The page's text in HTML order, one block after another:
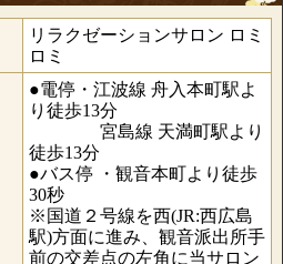
リラクゼーションサロン ロミ
ロミ
●電停・江波線 舟入本町駅よ
り徒歩13分
宮島線 天満町駅より
徒歩13分
●バス停 ・観音本町より徒歩
30秒
※国道２号線を西(JR:西広島
駅)方面に進み、観音派出所手
前の交差点の左角に当サロン